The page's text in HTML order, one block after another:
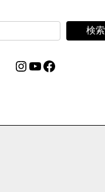
検索
Instagram
YouTube
Facebook